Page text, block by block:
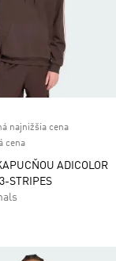
najnižšia cena
cena
ADICOLOR
STRIPES